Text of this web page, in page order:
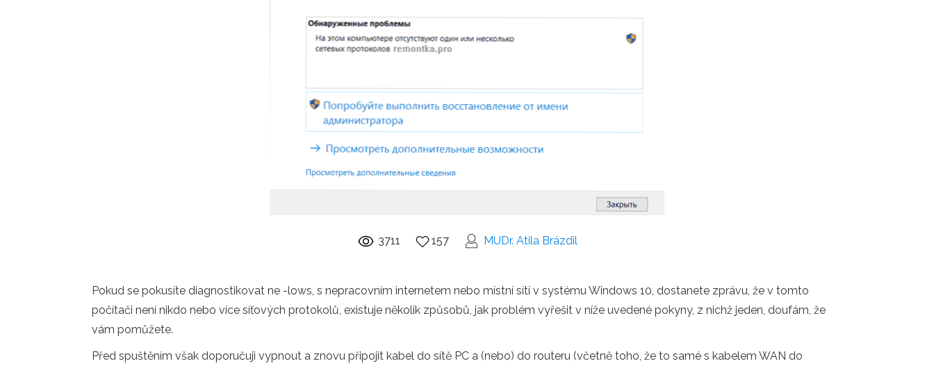
3711 157 MUDr. Atila Brázdil
Pokud se pokusíte diagnostikovat ne -lows, s nepracovním internetem nebo místní sítí v systému Windows 10, dostanete zprávu, že v tomto
počítači není nikdo nebo více síťových protokolů, existuje několik způsobů, jak problém vyřešit v níže uvedené pokyny, z nichž jeden, doufám, že
vám pomůžete.
Před spuštěním však doporučuji vypnout a znovu připojit kabel do sítě PC a (nebo) do routeru (včetně toho, že to samé s kabelem WAN do